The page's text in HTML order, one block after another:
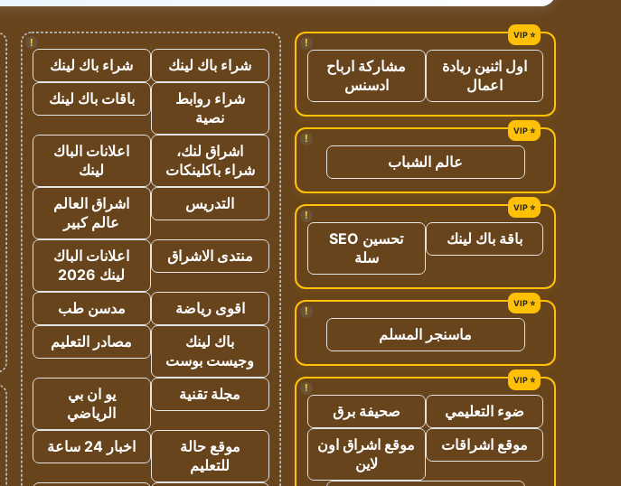
!
اول اثنين ريادة
اعمال
مشاركة ارباح
ادسنس
!
عالم الشباب
!
باقة باك لينك
تحسين SEO
سلة
!
ماسنجر المسلم
!
ضوء التعليمي
صحيفة برق
موقع اشراقات
موقع اشراق اون
لاين
!
شراء باك لينك
شراء باك لينك
شراء روابط
نصية
باقات باك لينك
اشراق لنك،
شراء باكلينكات
اعلانات الباك
لينك
التدريس
اشراق العالم
عالم كبير
منتدى الاشراق
اعلانات الباك
لينك 2026
اقوى رياضة
مدسن طب
باك لينك
وجيست بوست
مصادر التعليم
مجلة تقنية
يو ان بي
الرياضي
موقع حالة
للتعليم
اخبار 24 ساعة